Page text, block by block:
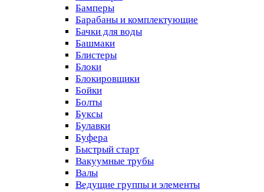
Бамперы
Барабаны и комплектующие
Бачки для воды
Башмаки
Блистеры
Блоки
Блокировщики
Бойки
Болты
Буксы
Булавки
Буфера
Быстрый старт
Вакуумные трубы
Валы
Ведущие группы и элементы